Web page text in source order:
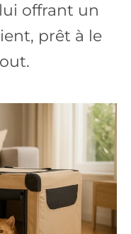
offrant un
prêt à le